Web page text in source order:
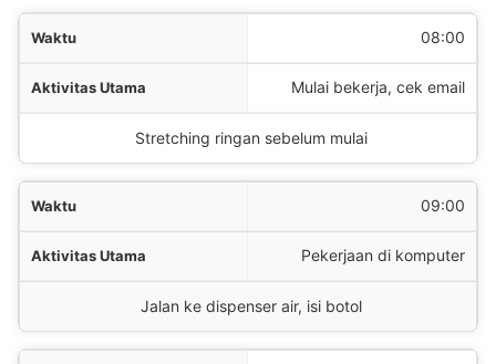
(2-5 menit)
08:00
Mulai bekerja, cek email
Stretching ringan sebelum mulai
09:00
Pekerjaan di komputer
Jalan ke dispenser air, isi botol